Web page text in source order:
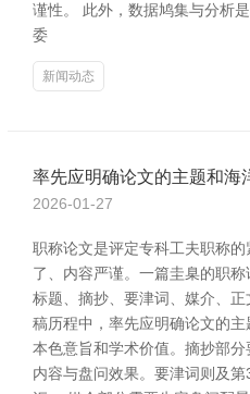
谨性。 此外，数据鸠集与分析
委
新闻动态
率先应明确论文的主题和海
2026-01-27
职称论文是评定专科工夫职称
了、内容严谨。一篇圭臬的职
标题、摘抄、要津词、媒介、
稿历程中，率先应明确论文的
本色意旨和学术价值。摘抄部
内容与盘问效果。要津词则及